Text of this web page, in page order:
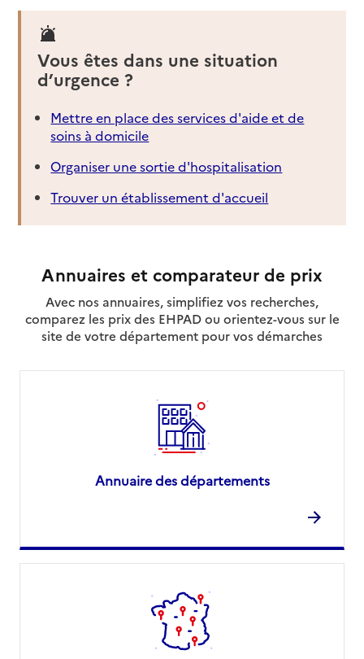
Vous êtes dans une situation
d’urgence ?
Mettre en place des services d'aide et de
soins à domicile
Organiser une sortie d'hospitalisation
Trouver un établissement d'accueil
Annuaires et comparateur de prix
Avec nos annuaires, simplifiez vos recherches,
comparez les prix des EHPAD ou orientez-vous sur le
site de votre département pour vos démarches
Annuaire des départements